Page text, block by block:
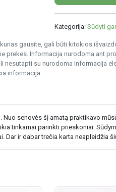
Kategorija: Sūdyti
gausite, gali būti kitokios
Informacija nurodoma ant
su nurodoma informacija
informacija.
senovės šį amatą praktikavo
tinkamai parinkti prieskoniai.
Dar ir dabar trečia karta neapleidžia